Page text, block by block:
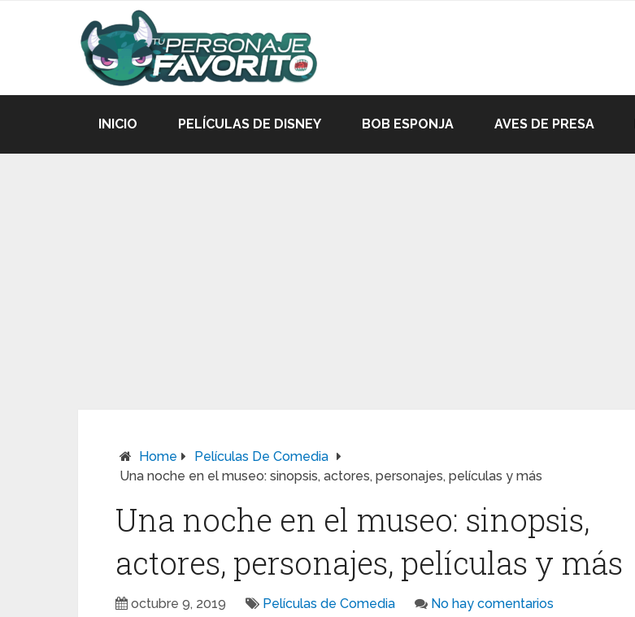
INICIO PELÍCULAS DE DISNEY BOB ESPONJA AVES DE PRESA
Home
Películas De Comedia
Una noche en el museo: sinopsis, actores, personajes, películas y más
Una noche en el museo: sinopsis,
actores, personajes, películas y más
octubre 9, 2019 Películas de Comedia No hay comentarios